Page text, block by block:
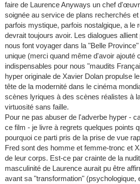
faire de Laurence Anyways un chef
soignée au service de plans recherchés
parfois mystique, parfois nostalgique, a le
devrait toujours avoir. Les dialogues
nous font voyager dans la "Belle
unique (merci quand même d'avoir ajouté
indispensables pour nous "maudits
hyper originale de Xavier Dolan propulse
tête de la modernité dans le cinéma
scènes lyriques à des scènes réalistes à
virtuosité sans faille.
Pour ne pas abuser de l'adverbe hyper -
ce film - je livre à regrets quelques points
pourquoi ce parti pris de la prise de vue
Fred sont des homme et femme-tronc et
de leur corps. Est-ce par crainte de la
masculinité de Laurence aurait pu être
avant sa "transformation" (psychologique,